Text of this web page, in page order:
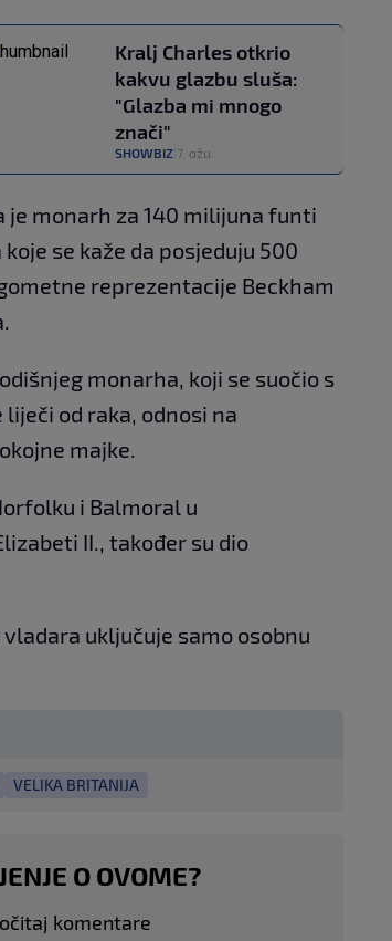
Kralj Charles otkrio
kakvu glazbu sluša:
"Glazba mi mnogo
znači"
SHOWBIZ 7. ožu.
je monarh za 140 milijuna funti
koje se kaže da posjeduju 500
reprezentacije Beckham
monarha, koji se suočio s
od raka, odnosi na
majke.
i Balmoral u
II., također su dio
uključuje samo osobnu
VELIKA BRITANIJA
O OVOME?
komentare